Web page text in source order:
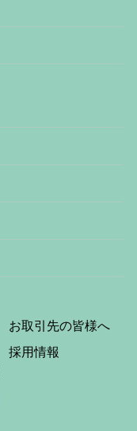
お取引先の皆様へ
採用情報